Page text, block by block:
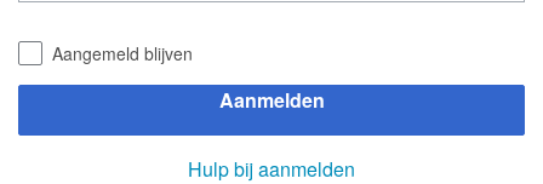
Verenigingsinfo
Aangemeld blijven
Aanmelden
Hulp bij aanmelden